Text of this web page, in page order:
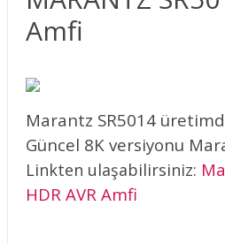
Amfi
Marantz SR5014
Güncel 8K versiyonu
Linkten ulaşabilirsiniz:
HDR AVR Amfi